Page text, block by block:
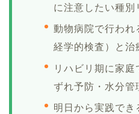
に注意したい種別
動物病院で行われ
経学的検査）と治
リハビリ期に家
ずれ予防・水分管
明日から実践でき